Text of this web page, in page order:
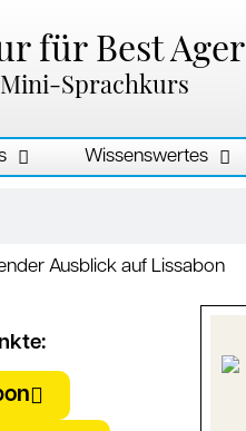
für Best Ager
Sprachkurs
Wissenswertes